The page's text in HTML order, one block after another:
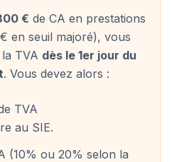
€ de CA en prestations
en seuil majoré), vous
TVA dès le 1er jour du
. Vous devez alors :
TVA
au SIE.
(10% ou 20% selon la